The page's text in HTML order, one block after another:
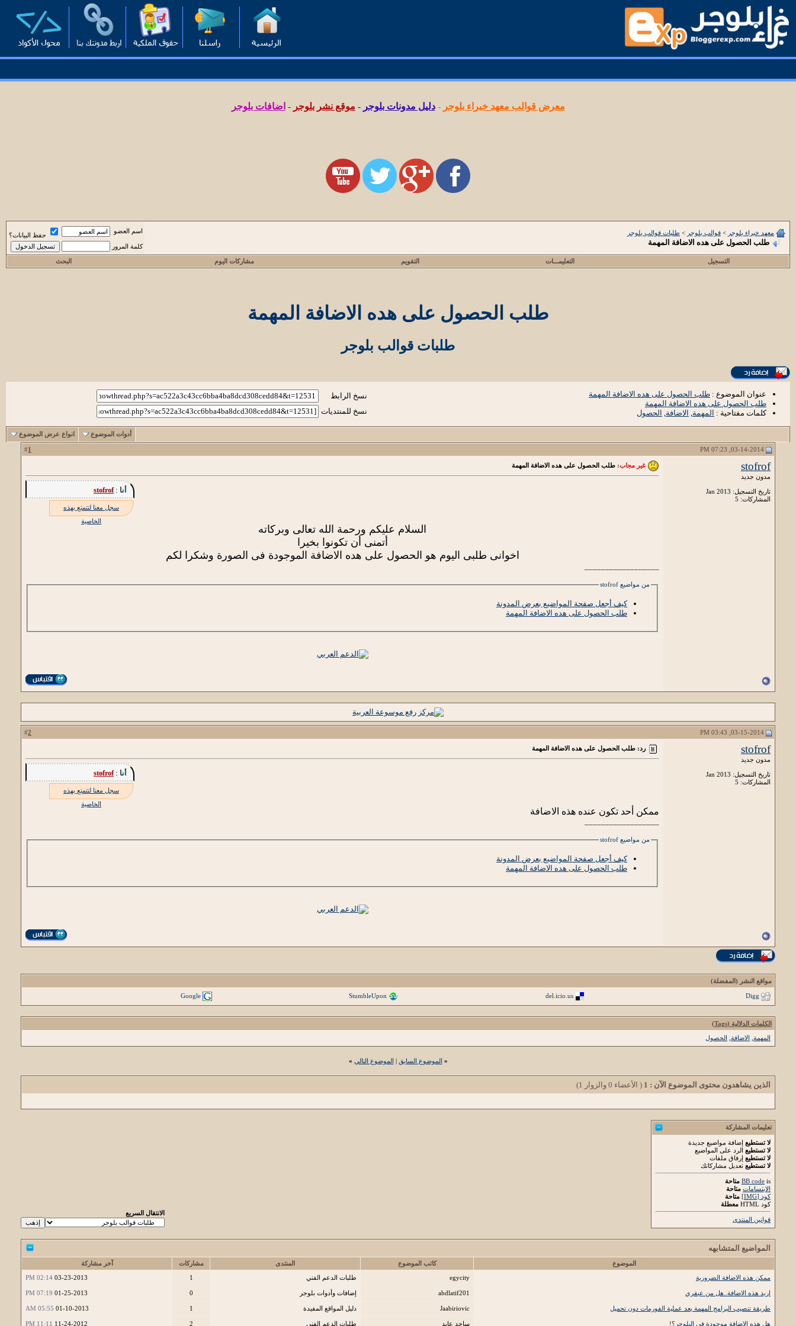
معرض قوالب معهد خبراء بلوجر -دليل مدونات بلوجر - موقع نشر بلوجر - اضافات بلوجر
معهد خبراء بلوجر > قوالب بلوجر > طلبات قوالب بلوجر
طلب الحصول على هده الاضافة المهمة
اسم العضو
حفظ البيانات؟
كلمة المرور
التسجيل التعليمـــات التقويم مشاركات اليوم البحث
طلب الحصول على هده الاضافة المهمة
طلبات قوالب بلوجر
عنوان الموضوع : طلب الحصول على هده الاضافة المهمة
طلب الحصول على هده الاضافة المهمة
كلمات مفتاحية : المهمة, الاضافة, الحصول
نسخ الرابط
نسخ للمنتديات
أدوات الموضوع انواع عرض الموضوع
1
stofrof
مدون جديد
تاريخ التسجيل: Jan 2013
المشاركات: 5
غير مجاب: طلب الحصول على هده الاضافة المهمة
أنا :stofrof
سجل معنا لتتمتع بهذه
الخاصية
السلام عليكم ورحمة الله تعالى وبركاته
أتمنى أن تكونوا بخيرا
اخوانى طلبى اليوم هو الحصول على هده الاضافة الموجودة فى الصورة وشكرا لكم
من مواضيع stofrof
كيف أجعل صفحة المواضيع بعرض المدونة
طلب الحصول على هده الاضافة المهمة
2
stofrof
مدون جديد
تاريخ التسجيل: Jan 2013
المشاركات: 5
رد: طلب الحصول على هده الاضافة المهمة
أنا :stofrof
سجل معنا لتتمتع بهذه
الخاصية
ممكن أحد تكون عنده هذه الاضافة
من مواضيع stofrof
كيف أجعل صفحة المواضيع بعرض المدونة
طلب الحصول على هده الاضافة المهمة
مواقع النشر (المفضلة)
Digg
del.icio.us
StumbleUpon
Google
الكلمات الدلالية (Tags)
المهمة الاضافة الحصول
« الموضوع السابق | الموضوع التالي »
الذين يشاهدون محتوى الموضوع الآن : 1 ( الأعضاء 0 والزوار 1)
تعليمات المشاركة
لا تستطيع إضافة مواضيع جديدة
لا تستطيع الرد على المواضيع
لا تستطيع إرفاق ملفات
لا تستطيع تعديل مشاركاتك
BB code is
متاحة
الابتسامات متاحة
كود [IMG]
متاحة
كود HTML
معطلة
قوانين المنتدى
الانتقال السريع
المواضيع المتشابهه
الموضوع كاتب الموضوع المنتدى مشاركات
آخر مشاركة
ممكن هذه الاضافة الضرورية
egycity طلبات الدعم الفني 1
03-23-2013
02:14 PM
اريد هذه الاضافة..هل من عبقري abdlatif201 إضافات وأدوات بلوجر 0
01-25-2013
07:19 PM
طريقة تنصيب البرامج المهمة بعد عملية الفورمات دون تحميل Jaabiriovic دليل المواقع المفيدة 1
01-10-2013
05:55 AM
هل هذه الاضافة موجودة في البلوجر؟! ساجد عابد طلبات الدعم الفني 2
11-24-2012
11:11 PM